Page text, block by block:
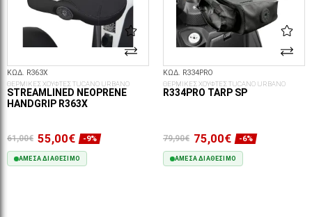
ΚΩΔ. R363X
ΘΕΡΜΙΚΕΣ ΧΟΥΦΤΕΣ TUCANO URBANO
STREAMLINED NEOPRENE
HANDGRIP R363X
61,00€ 55,00€ -9%
ΆΜΕΣΑ ΔΙΑΘΈΣΙΜΟ
ΚΩΔ. R334PRO
ΘΕΡΜΙΚΕΣ ΧΟΥΦΤΕΣ TUCANO URBANO
R334PRO TARP SP
79,90€ 75,00€ -6%
ΆΜΕΣΑ ΔΙΑΘΈΣΙΜΟ